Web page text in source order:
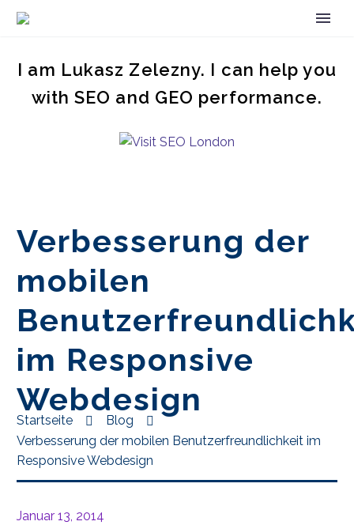
I am Lukasz Zelezny. I can help you
with SEO and GEO performance.
Verbesserung der
mobilen
im Responsive
Webdesign
Startseite
Blog
Verbesserung der mobilen Benutzerfreundlichkeit im
Responsive Webdesign
Januar 13, 2014